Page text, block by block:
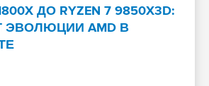
ДО RYZEN 7 9850X3D:
ЭВОЛЮЦИИ AMD В